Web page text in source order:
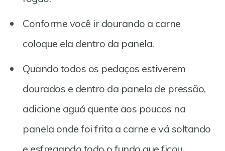
Conforme você ir dourando a carne
coloque ela dentro da panela.
Quando todos os pedaços estiverem
dourados e dentro da panela de pressão,
adicione aguá quente aos poucos na
panela onde foi frita a carne e vá soltando